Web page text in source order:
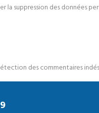
suppression des données
des commentaires